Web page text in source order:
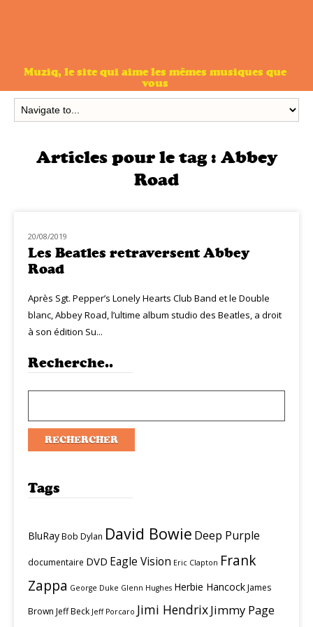
Muziq, le site qui aime les mêmes musiques que
vous
Articles pour le tag : Abbey
Road
NOUVEAUTÉS
20/08/2019
Les Beatles retraversent Abbey
Road
Après Sgt. Pepper’s Lonely Hearts Club Band et le Double
blanc, Abbey Road, l’ultime album studio des Beatles, a droit
à son édition Su...
Recherche..
Tags
BluRayBob Dylan David Bowie Deep Purple
documentaire DVD Eagle Vision Eric Clapton Frank
Zappa George Duke Glenn Hughes Herbie HancockJames
Brown Jeff Beck Jeff Porcaro Jimi HendrixJimmy Page